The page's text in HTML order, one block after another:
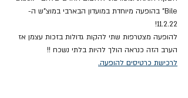
Bile" בהופעה מיוחדת במועדון הבארבי במוצ"ש ה-
11.2.22!
להופעה מצטרפות שתי להקות גדולות בזכות עצמן אז
הערב הזה כנראה הולך להיות בלתי נשכח !!
לרכישת כרטיסים להופעה.